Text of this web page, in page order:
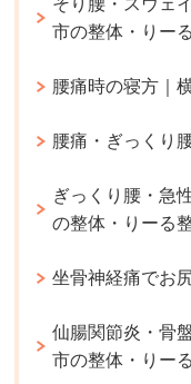
市の整体・りー
腰痛時の寝方｜
腰痛・ぎっくり
ぎっくり腰・急
の整体・りーる
坐骨神経痛でお
仙腸関節炎・骨
市の整体・りー